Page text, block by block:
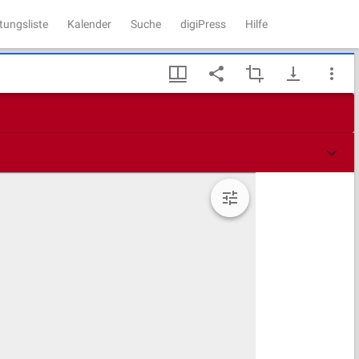
Kalender Suche digiPress Hilfe